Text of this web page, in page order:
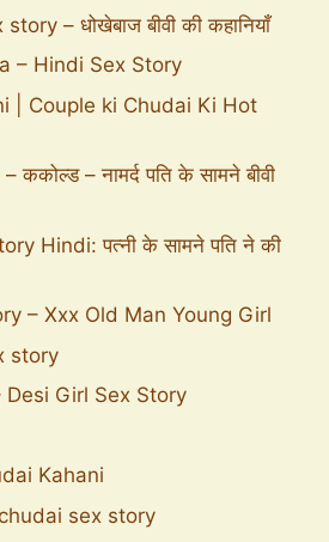
– धोखेबाज बीवी की कहानियाँ
– Hindi Sex Story
| Couple ki Chudai Ki Hot
– नामर्द पति के सामने बीवी
Hindi: पत्नी के सामने पति ने की
– Xxx Old Man Young Girl
story
Girl Sex Story
Kahani
sex story